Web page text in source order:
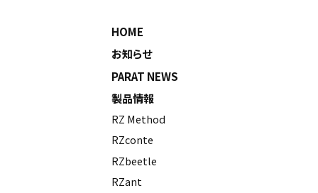
HOME
お知らせ
PARAT NEWS
製品情報
RZ Method
RZconte
RZbeetle
RZant